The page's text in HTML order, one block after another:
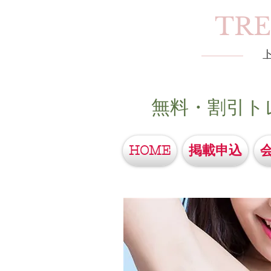
無料・割引
HOME 掲載申込